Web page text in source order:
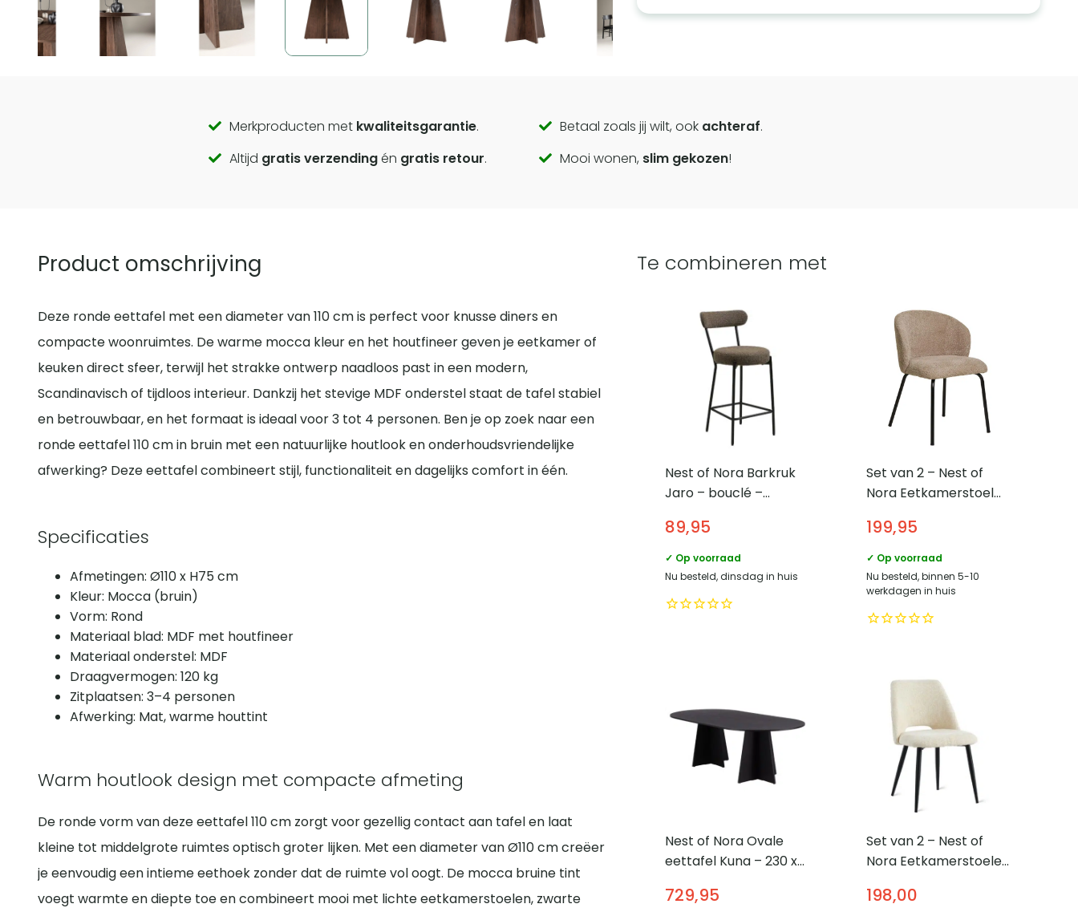
Call
to
Merkproducten met kwaliteitsgarantie. Betaal zoals jij wilt, ook achteraf.
Altijd gratis verzendingén gratis retour. Mooi wonen, slim gekozen!
Product omschrijving
Deze ronde eettafel met een diameter van 110 cm is perfect voor knusse diners en
compacte woonruimtes. De warme mocca kleur en het houtfineer geven je eetkamer of
keuken direct sfeer, terwijl het strakke ontwerp naadloos past in een modern,
Scandinavisch of tijdloos interieur. Dankzij het stevige MDF onderstel staat de tafel stabiel
en betrouwbaar, en het formaat is ideaal voor 3 tot 4 personen. Ben je op zoek naar een
ronde eettafel 110 cm in bruin met een natuurlijke houtlook en onderhoudsvriendelijke
afwerking? Deze eettafel combineert stijl, functionaliteit en dagelijks comfort in één.
Specificaties
Afmetingen: Ø110 x H75 cm
Kleur: Mocca (bruin)
Vorm: Rond
Materiaal blad: MDF met houtfineer
Materiaal onderstel: MDF
Draagvermogen: 120 kg
Zitplaatsen: 3–4 personen
Afwerking: Mat, warme houttint
Warm houtlook design met compacte afmeting
De ronde vorm van deze eettafel 110 cm zorgt voor gezellig contact aan tafel en laat
kleine tot middelgrote ruimtes optisch groter lijken. Met een diameter van Ø110 cm creëer
je eenvoudig een intieme eethoek zonder dat de ruimte vol oogt. De mocca bruine tint
voegt warmte en diepte toe en combineert mooi met lichte eetkamerstoelen, zwarte
Te combineren met
Nest of Nora Barkruk
Jaro – bouclé –
89,95
✓ Op voorraad
Nu besteld, dinsdag in huis
Set van 2 – Nest of
Nora Eetkamerstoel
– Beige
199,95
✓ Op voorraad
Nu besteld, binnen 5-10
werkdagen in huis
Nest of Nora Ovale
eettafel Kuna – 230 x
Zwart
729,95
Set van 2 – Nest of
Nora Eetkamerstoelen
198,00